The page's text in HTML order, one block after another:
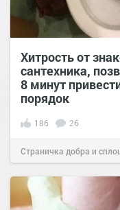
Хитрость от
сантехника,
8 минут
порядок
186 26
Страничка добра и
позитива!14:0918 дек